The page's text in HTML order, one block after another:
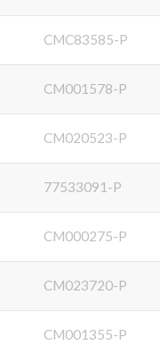
CMC83585-P
CM001578-P
CM020523-P
77533091-P
CM000275-P
CM023720-P
CM001355-P